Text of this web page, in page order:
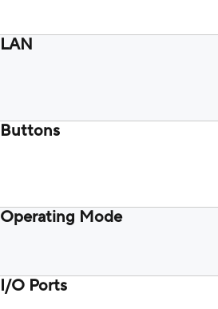
LAN
Buttons
Operating Mode
I/O Ports